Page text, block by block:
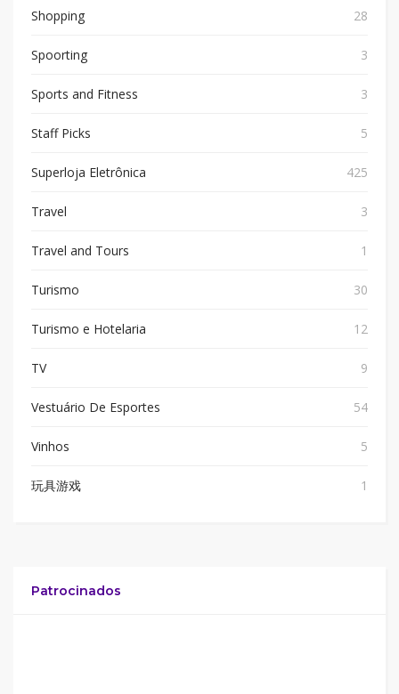
Shopping 28
Spoorting 3
Sports and Fitness 3
Staff Picks 5
Superloja Eletrônica 425
Travel 3
Travel and Tours 1
Turismo 30
Turismo e Hotelaria 12
TV 9
Vestuário De Esportes 54
Vinhos 5
玩具游戏 1
Patrocinados